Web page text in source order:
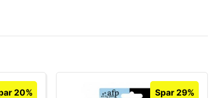
20% Spar 29%